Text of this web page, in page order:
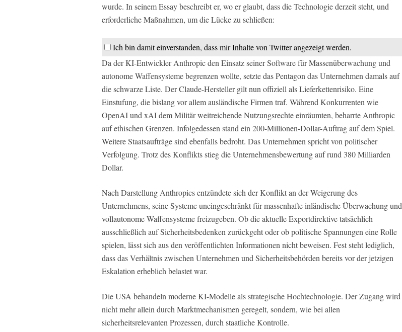
wurde. In seinem Essay beschreibt er, wo er glaubt, dass die Technologie derzeit steht, und
erforderliche Maßnahmen, um die Lücke zu schließen:
Ich bin damit einverstanden, dass mir Inhalte von Twitter angezeigt werden.
Da der KI-Entwickler Anthropic den Einsatz seiner Software für Massenüberwachung und
autonome Waffensysteme begrenzen wollte, setzte das Pentagon das Unternehmen damals auf
die schwarze Liste. Der Claude-Hersteller gilt nun offiziell als Lieferkettenrisiko. Eine
Einstufung, die bislang vor allem ausländische Firmen traf. Während Konkurrenten wie
OpenAI und xAI dem Militär weitreichende Nutzungsrechte einräumten, beharrte Anthropic
auf ethischen Grenzen. Infolgedessen stand ein 200-Millionen-Dollar-Auftrag auf dem Spiel.
Weitere Staatsaufträge sind ebenfalls bedroht. Das Unternehmen spricht von politischer
Verfolgung. Trotz des Konflikts stieg die Unternehmensbewertung auf rund 380 Milliarden
Dollar.
Nach Darstellung Anthropics entzündete sich der Konflikt an der Weigerung des
Unternehmens, seine Systeme uneingeschränkt für massenhafte inländische Überwachung und
vollautonome Waffensysteme freizugeben. Ob die aktuelle Exportdirektive tatsächlich
ausschließlich auf Sicherheitsbedenken zurückgeht oder ob politische Spannungen eine Rolle
spielen, lässt sich aus den veröffentlichten Informationen nicht beweisen. Fest steht lediglich,
dass das Verhältnis zwischen Unternehmen und Sicherheitsbehörden bereits vor der jetzigen
Eskalation erheblich belastet war.
Die USA behandeln moderne KI-Modelle als strategische Hochtechnologie. Der Zugang wird
nicht mehr allein durch Marktmechanismen geregelt, sondern, wie bei allen
sicherheitsrelevanten Prozessen, durch staatliche Kontrolle.